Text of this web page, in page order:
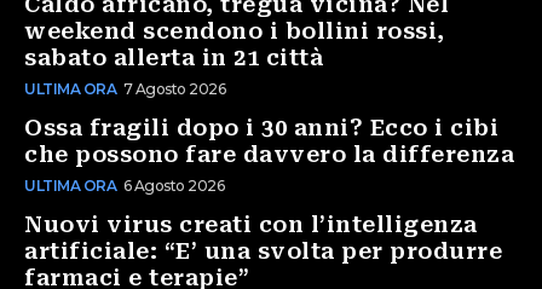
weekend scendono i bollini rossi,
sabato allerta in 21 città
ULTIMA ORA 7 Agosto 2026
Ossa fragili dopo i 30 anni? Ecco i cibi
che possono fare davvero la differenza
ULTIMA ORA 6 Agosto 2026
Nuovi virus creati con l’intelligenza
artificiale: “E’ una svolta per produrre
farmaci e terapie”